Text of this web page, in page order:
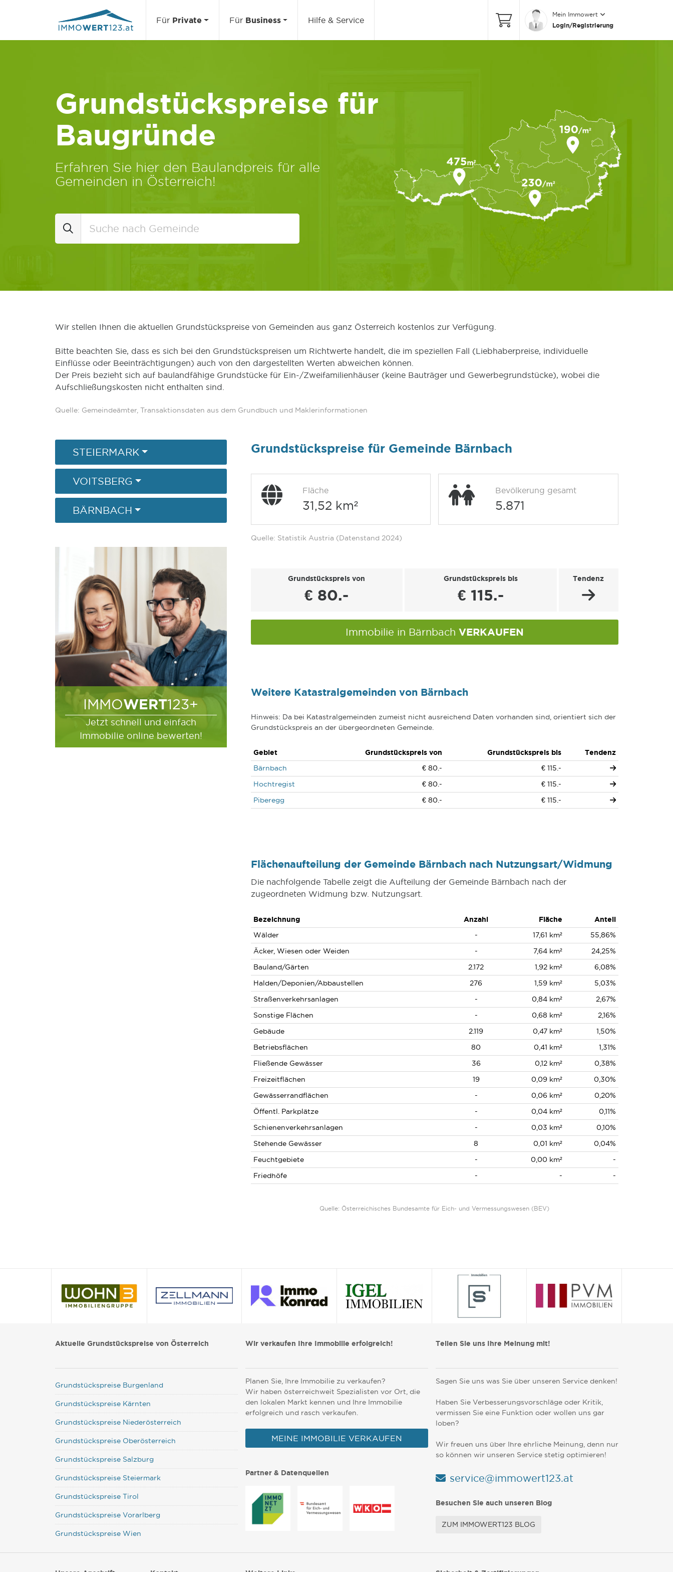
Für Private Für Business Hilfe & Service
Mein Immowert
Login/Registrierung
Grundstückspreise für
Baugründe
Erfahren Sie hier den Baulandpreis für alle
Gemeinden in Österreich!
Wir stellen Ihnen die aktuellen Grundstückspreise von Gemeinden aus ganz Österreich kostenlos zur Verfügung.
Bitte beachten Sie, dass es sich bei den Grundstückspreisen um Richtwerte handelt, die im speziellen Fall (Liebhaberpreise, individuelle
Einflüsse oder Beeinträchtigungen) auch von den dargestellten Werten abweichen können.
Der Preis bezieht sich auf baulandfähige Grundstücke für Ein-/Zweifamilienhäuser (keine Bauträger und Gewerbegrundstücke), wobei die
Aufschließungskosten nicht enthalten sind.
Quelle: Gemeindeämter, Transaktionsdaten aus dem Grundbuch und Maklerinformationen
STEIERMARK
VOITSBERG
BÄRNBACH
IMMOWERT123+
Jetzt schnell und einfach
Immobilie online bewerten!
Grundstückspreise für Gemeinde Bärnbach
Fläche
31,52 km²
Bevölkerung gesamt
5.871
Quelle: Statistik Austria (Datenstand 2024)
Grundstückspreis von
€ 80.-
Grundstückspreis bis
€ 115.-
Tendenz
Immobilie in Bärnbach VERKAUFEN
Weitere Katastralgemeinden von Bärnbach
Hinweis: Da bei Katastralgemeinden zumeist nicht ausreichend Daten vorhanden sind, orientiert sich der
Grundstückspreis an der übergeordneten Gemeinde.
Gebiet Grundstückspreis von Grundstückspreis bis
Tendenz
Bärnbach
€ 80.-
€ 115.-
Hochtregist
€ 80.-
€ 115.-
Piberegg
€ 80.- € 115.-
Flächenaufteilung der Gemeinde Bärnbach nach Nutzungsart/Widmung
Die nachfolgende Tabelle zeigt die Aufteilung der Gemeinde Bärnbach nach der
zugeordneten Widmung bzw. Nutzungsart.
Bezeichnung Anzahl Fläche
Anteil
Wälder
- 17,61 km²
55,86%
Äcker, Wiesen oder Weiden
- 7,64 km²
24,25%
Bauland/Gärten
2.172 1,92 km²
6,08%
Halden/Deponien/Abbaustellen
276 1,59 km²
5,03%
Straßenverkehrsanlagen
- 0,84 km²
2,67%
Sonstige Flächen
- 0,68 km²
2,16%
Gebäude
2.119 0,47 km²
1,50%
Betriebsflächen
80 0,41 km²
1,31%
Fließende Gewässer
36 0,12 km²
0,38%
Freizeitflächen
19 0,09 km²
0,30%
Gewässerrandflächen
- 0,06 km²
0,20%
Öffentl. Parkplätze
- 0,04 km²
0,11%
Schienenverkehrsanlagen
- 0,03 km²
0,10%
Stehende Gewässer
8 0,01 km²
0,04%
Feuchtgebiete
- 0,00 km²
-
Friedhöfe
- - -
Quelle: Österreichisches Bundesamte für Eich- und Vermessungswesen (BEV)
Aktuelle Grundstückspreise von Österreich
Grundstückspreise Burgenland
Grundstückspreise Kärnten
Grundstückspreise Niederösterreich
Grundstückspreise Oberösterreich
Grundstückspreise Salzburg
Grundstückspreise Steiermark
Grundstückspreise Tirol
Grundstückspreise Vorarlberg
Grundstückspreise Wien
Wir verkaufen Ihre Immobilie erfolgreich!
Planen Sie, Ihre Immobilie zu verkaufen?
Wir haben österreichweit Spezialisten vor Ort, die
den lokalen Markt kennen und Ihre Immobilie
erfolgreich und rasch verkaufen.
MEINE IMMOBILIE VERKAUFEN
Partner & Datenquellen
Teilen Sie uns Ihre Meinung mit!
Sagen Sie uns was Sie über unseren Service denken!
Haben Sie Verbesserungsvorschläge oder Kritik,
vermissen Sie eine Funktion oder wollen uns gar
loben?
Wir freuen uns über Ihre ehrliche Meinung, denn nur
so können wir unseren Service stetig optimieren!
service@immowert123.at
Besuchen Sie auch unseren Blog
ZUM IMMOWERT123 BLOG